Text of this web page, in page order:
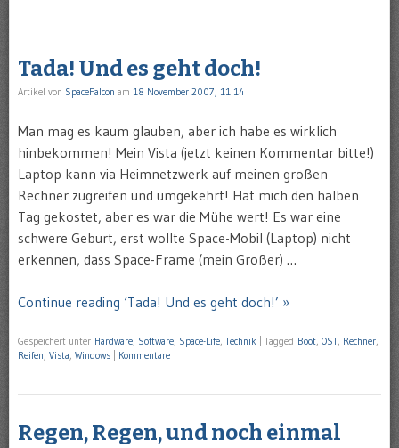
Tada! Und es geht doch!
Artikel von SpaceFalcon am 18 November 2007, 11:14
Man mag es kaum glauben, aber ich habe es wirklich
hinbekommen! Mein Vista (jetzt keinen Kommentar bitte!)
Laptop kann via Heimnetzwerk auf meinen großen
Rechner zugreifen und umgekehrt! Hat mich den halben
Tag gekostet, aber es war die Mühe wert! Es war eine
schwere Geburt, erst wollte Space-Mobil (Laptop) nicht
erkennen, dass Space-Frame (mein Großer) …
Continue reading ‘Tada! Und es geht doch!’ »
Gespeichert unter Hardware Software Space-Life Technik Tagged Boot OST Rechner
Reifen Vista Windows Kommentare
Regen, Regen, und noch einmal